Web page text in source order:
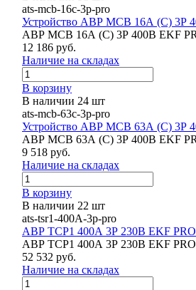
ats-mcb-16c-3p-pro
Устройство АВР МCB 16А (C) 3Р
АВР МCB 16А (C) 3Р 400В EKF
12 186 руб.
Наличие на складах
В корзину
В наличии 24 шт
ats-mcb-63c-3p-pro
Устройство АВР МСB 63А (C) 3Р
АВР МСB 63А (C) 3Р 400В EKF
9 518 руб.
Наличие на складах
В корзину
В наличии 22 шт
ats-tsr1-400A-3p-pro
АВР ТСР1 400А 3Р 230В EKF
АВР ТСР1 400А 3Р 230В EKF
52 532 руб.
Наличие на складах